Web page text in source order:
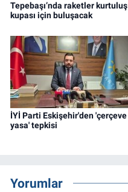
Tepebaşı’nda raketler kurtuluş
kupası için buluşacak
İYİ Parti Eskişehir'den 'çerçeve
yasa' tepkisi
Yorumlar